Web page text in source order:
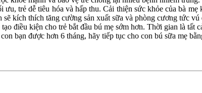
trẻ dễ tiêu hóa và hấp thu. Cải thiện sức khỏe của bà
kích thích tăng cường sản xuất sữa và phòng cương tức
kiện cho trẻ bắt đầu bú mẹ sớm hơn. Thời gian là tất
được hơn 6 tháng, hãy tiếp tục cho con bú sữa mẹ